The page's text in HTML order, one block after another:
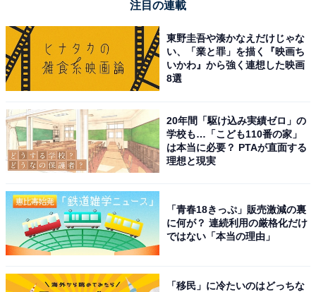
こちらもおすすめ
秋に行きたい「岩手県の絶景ドライブスポッ
ト」ランキング！ 2位「遠野ふるさと村周辺ル
注目の連載
東野圭吾や湊かなえだけじゃな
い、「業と罪」を描く『映画ち
いかわ』から強く連想した映画
8選
20年間「駆け込み実績ゼロ」の
学校も…「こども110番の家」
は本当に必要？ PTAが直面する
理想と現実
「青春18きっぷ」販売激減の裏
に何が？ 連続利用の厳格化だけ
ではない「本当の理由」
「移民」に冷たいのはどっちな